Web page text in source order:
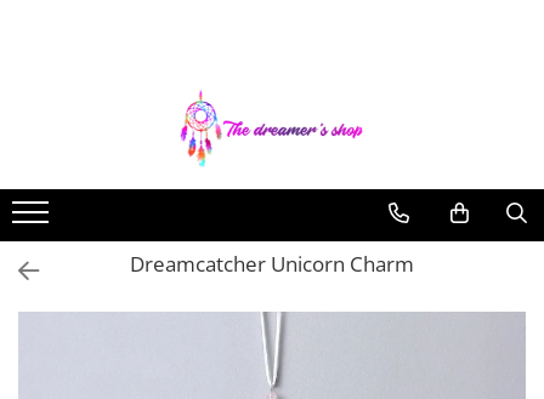
Pentru masina
Brelocuri
Decoratiuni Aztece
Bratari
Dreamcatcher Unicorn Charm